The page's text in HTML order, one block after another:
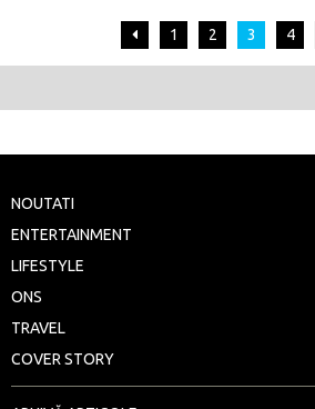
1 2 3 4
NOUTATI
ENTERTAINMENT
LIFESTYLE
ONS
TRAVEL
COVER STORY